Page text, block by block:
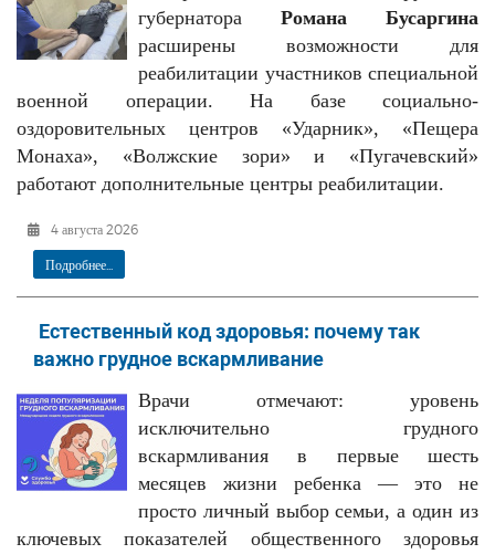
губернатора Романа Бусаргина
расширены возможности для
реабилитации участников специальной
военной операции. На базе социально-
оздоровительных центров «Ударник», «Пещера
Монаха», «Волжские зори» и «Пугачевский»
работают дополнительные центры реабилитации.
4 августа 2026
Подробнее...
Естественный код здоровья: почему так
важно грудное вскармливание
Врачи отмечают: уровень
исключительно грудного
вскармливания в первые шесть
месяцев жизни ребенка — это не
просто личный выбор семьи, а один из
ключевых показателей общественного здоровья